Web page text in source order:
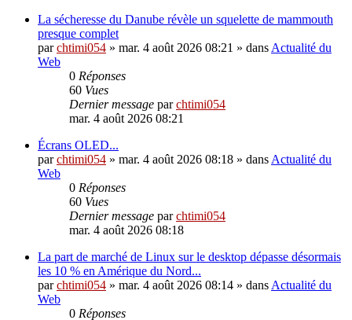
La sécheresse du Danube révèle un squelette de mammouth
presque complet
parchtimi054 » mar. 4 août 2026 08:21 » dans Actualité du
Web
0 Réponses
60 Vues
Dernier message parchtimi054
mar. 4 août 2026 08:21
Écrans OLED...
parchtimi054 » mar. 4 août 2026 08:18 » dans Actualité du
Web
0 Réponses
60 Vues
Dernier message parchtimi054
mar. 4 août 2026 08:18
La part de marché de Linux sur le desktop dépasse désormais
les 10 % en Amérique du Nord...
parchtimi054 » mar. 4 août 2026 08:14 » dans Actualité du
Web
0 Réponses